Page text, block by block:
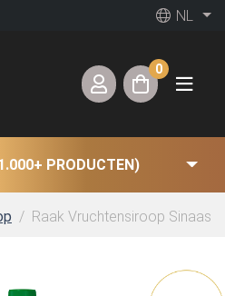
NL
0
PRODUCTEN)
Raak Vruchtensiroop